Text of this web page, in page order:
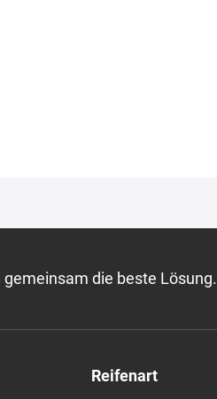
die beste Lösung.
Reifenart